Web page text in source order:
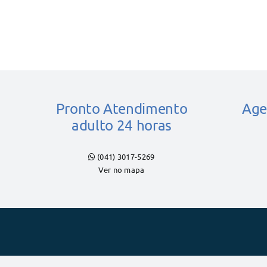
Pronto Atendimento
adulto 24 horas
(041) 3017-5269
Ver no mapa